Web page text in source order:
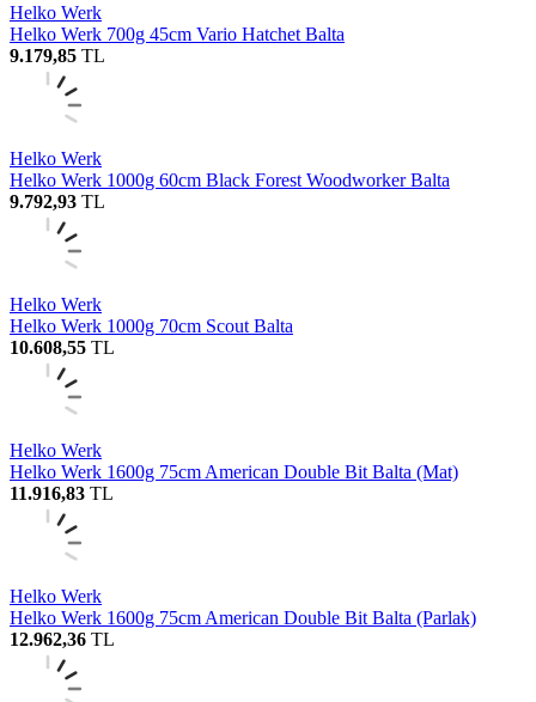
Helko Werk
Helko Werk 700g 45cm Vario Hatchet Balta
9.179,85 TL
Helko Werk
Helko Werk 1000g 60cm Black Forest Woodworker Balta
9.792,93 TL
Helko Werk
Helko Werk 1000g 70cm Scout Balta
10.608,55 TL
Helko Werk
Helko Werk 1600g 75cm American Double Bit Balta (Mat)
11.916,83 TL
Helko Werk
Helko Werk 1600g 75cm American Double Bit Balta (Parlak)
12.962,36 TL